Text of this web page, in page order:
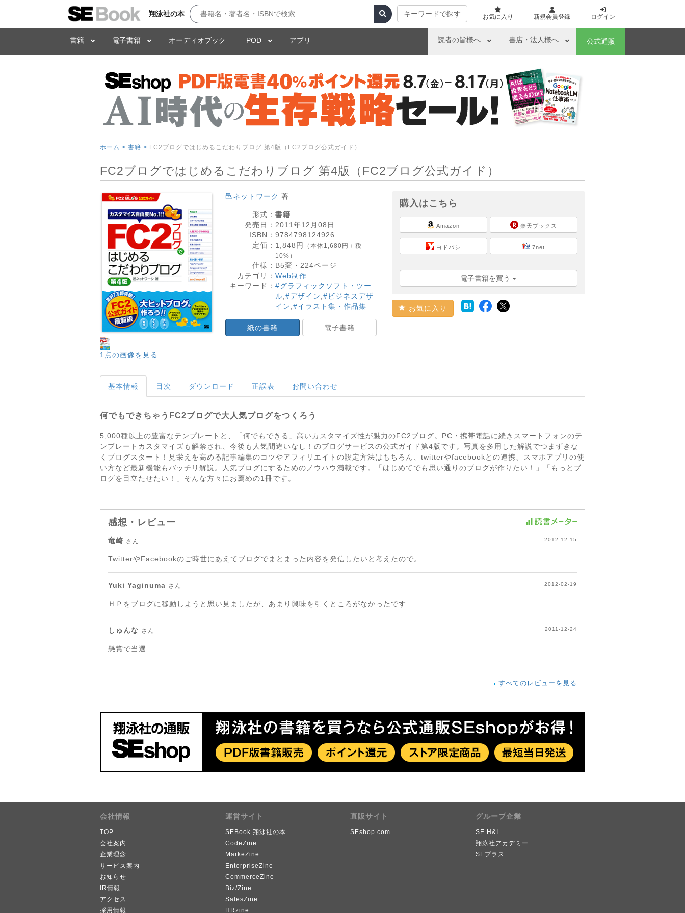
翔泳社の本 キーワードで探す お気に入り 新規会員登録 ログイン
書籍 電子書籍 オーディオブック POD アプリ 読者の皆様へ 書店・法人様へ 公式通販
ホーム > 書籍 > FC2ブログではじめるこだわりブログ 第4版（FC2ブログ公式ガイド）
FC2ブログではじめるこだわりブログ 第4版（FC2ブログ公式ガイド）
1点の画像を見る
邑ネットワーク 著
形式： 書籍
発売日： 2011年12月08日
ISBN： 9784798124926
定価： 1,848 円
（本体1,680円＋税
10%）
仕様： B5変・ 224ページ
カテゴリ： Web制作
キーワード： #グラフィックソフト・ツー
ル #デザイン #ビジネスデザ
イン #イラスト集・作品集
紙の書籍 電子書籍
購入はこちら
Amazon
ヨドバシ
楽天ブックス
7net
電子書籍を買う
お気に入り
基本情報 目次 ダウンロード 正誤表 お問い合わせ
何でもできちゃうFC2ブログで大人気ブログをつくろう
5,000種以上の豊富なテンプレートと、「何でもできる」高いカスタマイズ性が魅力のFC2ブログ。PC・携帯電話に続きスマートフォンのテ
ンプレートカスタマイズも解禁され、今後も人気間違いなし！のブログサービスの公式ガイド第4版です。写真を多用した解説でつまずきな
くブログスタート！見栄えを高める記事編集のコツやアフィリエイトの設定方法はもちろん、twitterやfacebookとの連携、スマホアプリの使
い方など最新機能もバッチリ解説。人気ブログにするためのノウハウ満載です。「はじめてでも思い通りのブログが作りたい！」「もっとブ
ログを目立たせたい！」そんな方々にお薦めの1冊です。
感想・レビュー
竜崎 さん 2012-12-15
TwitterやFacebookのご時世にあえてブログでまとまった内容を発信したいと考えたので。
Yuki Yaginuma さん 2012-02-19
ＨＰをブログに移動しようと思い見ましたが、あまり興味を引くところがなかったです
しゅんな さん 2011-12-24
懸賞で当選
すべてのレビューを見る
会社情報
TOP
会社案内
企業理念
サービス案内
お知らせ
IR情報
アクセス
採用情報
運営サイト
SEBook 翔泳社の本
CodeZine
MarkeZine
EnterpriseZine
CommerceZine
Biz/Zine
SalesZine
HRzine
直販サイト
SEshop.com
グループ企業
SE H&I
翔泳社アカデミー
SEプラス